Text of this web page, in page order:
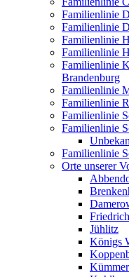
Familienlinie
Familienlinie
Familienlinie
Familienlinie
Familienlinie
Brandenburg
Familienlinie
Familienlinie
Familienlinie
Familienlinie
Familienlinie
Orte unserer
Jühlitz
Königs